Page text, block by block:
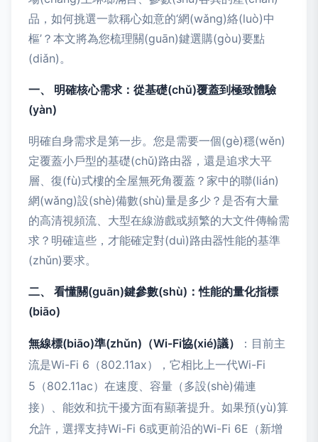
品，如何挑選一款稱心如意的‘網(wǎng)絡(luò)中
樞’？本文將為您梳理關(guān)鍵選購(gòu)要點
(diǎn)。
一、 明確核心需求：從基礎(chǔ)覆蓋到極致體驗
(yàn)
明確自身需求是第一步。您是需要一個(gè)穩(wěn)
定覆蓋小戶型的基礎(chǔ)路由器，還是追求大平
層、復(fù)式樓的全屋無死角覆蓋？家中的聯(lián)
網(wǎng)設(shè)備數(shù)量是多少？是否有大量
的高清視頻流、大型在線游戲或頻繁的大文件傳輸需
求？明確這些，才能確定對(duì)路由器性能的基準
(zhǔn)要求。
二、 看懂關(guān)鍵參數(shù)：性能的量化指標
(biāo)
無線標(biāo)準(zhǔn)（Wi-Fi協(xié)議）
：目前主
流是Wi-Fi 6（802.11ax），它相比上一代Wi-Fi
5（802.11ac）在速度、容量（多設(shè)備連
接）、能效和抗干擾方面有顯著提升。如果預(yù)算
允許，選擇支持Wi-Fi 6或更前沿的Wi-Fi 6E（新增